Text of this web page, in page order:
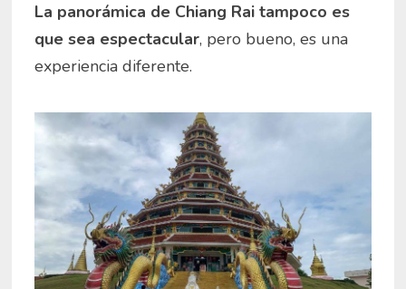
La panorámica de Chiang Rai tampoco es
que sea espectacular, pero bueno, es una
experiencia diferente.